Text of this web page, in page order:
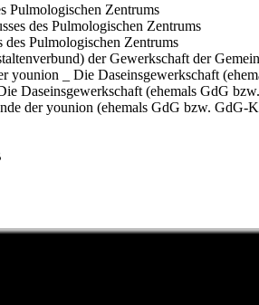
Pulmologischen Zentrums
des Pulmologischen Zentrums
des Pulmologischen Zentrums
der Gewerkschaft der
younion _ Die Daseinsgewerkschaft
Daseinsgewerkschaft (ehemals GdG
der younion (ehemals GdG bzw. GdG-